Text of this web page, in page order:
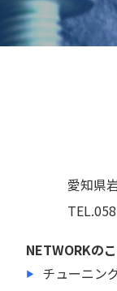
愛知県
NETWORKの
チューニン